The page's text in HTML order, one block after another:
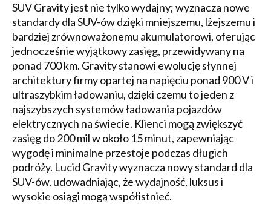
SUV Gravity jest nie tylko wydajny; wyznacza nowe
standardy dla SUV-ów dzięki mniejszemu, lżejszemu i
bardziej zrównoważonemu akumulatorowi, oferując
jednocześnie wyjątkowy zasięg, przewidywany na
ponad 700 km. Gravity stanowi ewolucję słynnej
architektury firmy opartej na napięciu ponad 900 V i
ultraszybkim ładowaniu, dzięki czemu to jeden z
najszybszych systemów ładowania pojazdów
elektrycznych na świecie. Klienci mogą zwiększyć
zasięg do 200 mil w około 15 minut, zapewniając
wygodę i minimalne przestoje podczas długich
podróży. Lucid Gravity wyznacza nowy standard dla
SUV-ów, udowadniając, że wydajność, luksus i
wysokie osiągi mogą współistnieć.